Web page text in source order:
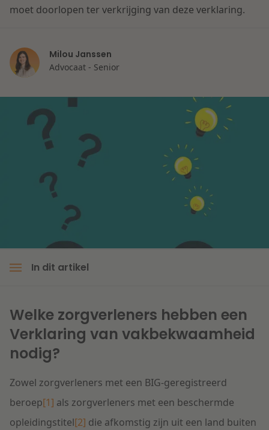
moet doorlopen ter verkrijging van deze verklaring.
Milou Janssen
Advocaat - Senior
In dit artikel
Welke zorgverleners hebben een
Verklaring van vakbekwaamheid
nodig?
Zowel zorgverleners met een BIG-geregistreerd
beroep[1] als zorgverleners met een beschermde
opleidingstitel[2] die afkomstig zijn uit een land buiten